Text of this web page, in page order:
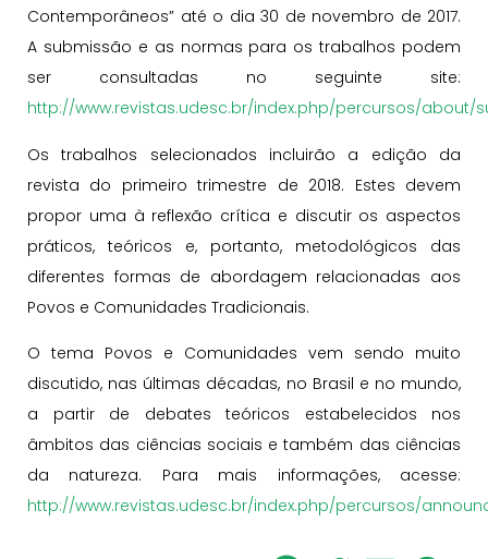
Contemporâneos” até o dia 30 de novembro de 2017.
A submissão e as normas para os trabalhos podem
ser consultadas no seguinte site:
http://www.revistas.udesc.br/index.php/percursos/about/
Os trabalhos selecionados incluirão a edição da
revista do primeiro trimestre de 2018. Estes devem
propor uma à reflexão crítica e discutir os aspectos
práticos, teóricos e, portanto, metodológicos das
diferentes formas de abordagem relacionadas aos
Povos e Comunidades Tradicionais.
O tema Povos e Comunidades vem sendo muito
discutido, nas últimas décadas, no Brasil e no mundo,
a partir de debates teóricos estabelecidos nos
âmbitos das ciências sociais e também das ciências
da natureza. Para mais informações, acesse:
http://www.revistas.udesc.br/index.php/percursos/